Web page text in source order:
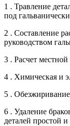
1 . Травление
под
2 . Составление
руководством
3 . Расчет
4 . Химическая и
5 . Обезжиривание
6 . Удаление
деталей простой